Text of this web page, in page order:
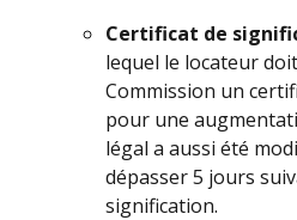
Certificat de
lequel le locateur
Commission un
pour une
légal a aussi été
dépasser 5 jours
signification.